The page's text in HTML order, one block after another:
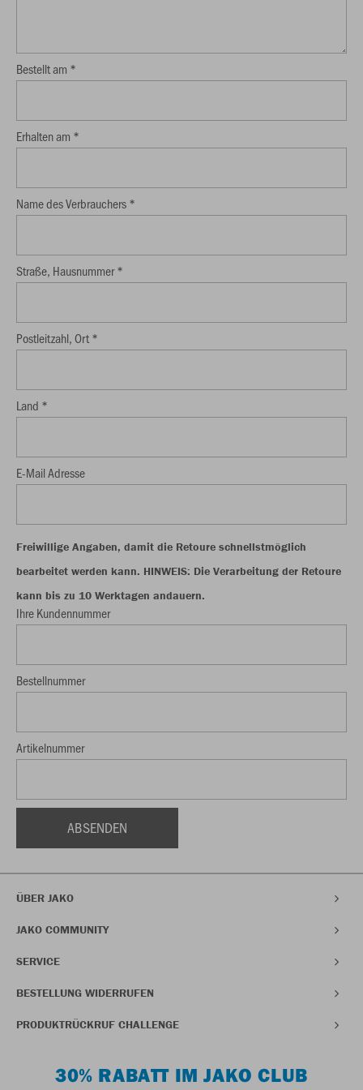
Bestellt am *
Erhalten am *
Name des Verbrauchers *
Straße, Hausnummer *
Postleitzahl, Ort *
Land *
E-Mail Adresse
Freiwillige Angaben, damit die Retoure schnellstmöglich
bearbeitet werden kann. HINWEIS: Die Verarbeitung der Retoure
kann bis zu 10 Werktagen andauern.
Ihre Kundennummer
Bestellnummer
Artikelnummer
ÜBER JAKO
JAKO COMMUNITY
SERVICE
BESTELLUNG WIDERRUFEN
PRODUKTRÜCKRUF CHALLENGE
30% RABATT IM JAKO CLUB